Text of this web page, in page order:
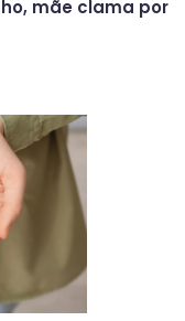
mãe clama por